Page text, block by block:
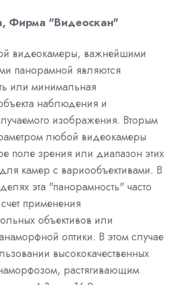
Фирма "Видеоскан"
видеокамеры, важнейшими
панорамной являются
или минимальная
наблюдения и
изображения. Вторым
любой видеокамеры
поле зрения или диапазон этих
камер с вариообъективами. В
эта "панорамность" часто
применения
объективов или
оптики. В этом случае
высококачественных
растягивающим